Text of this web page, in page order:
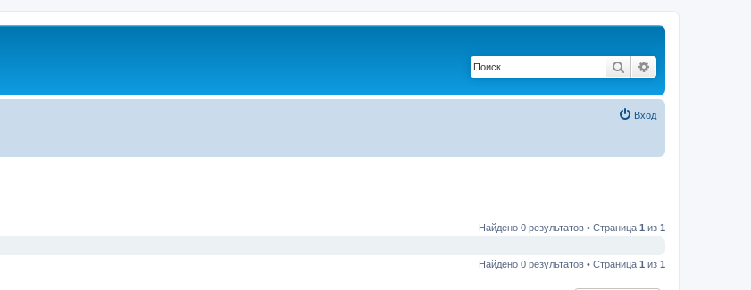
Поиск
Вход
Найдено 0 результатов • Страница 1 из 1
Найдено 0 результатов • Страница 1 из 1